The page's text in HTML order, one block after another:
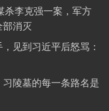
杀李克强一案，军方
部消灭
见到习近平后怒骂：
陵墓的每一条路名是